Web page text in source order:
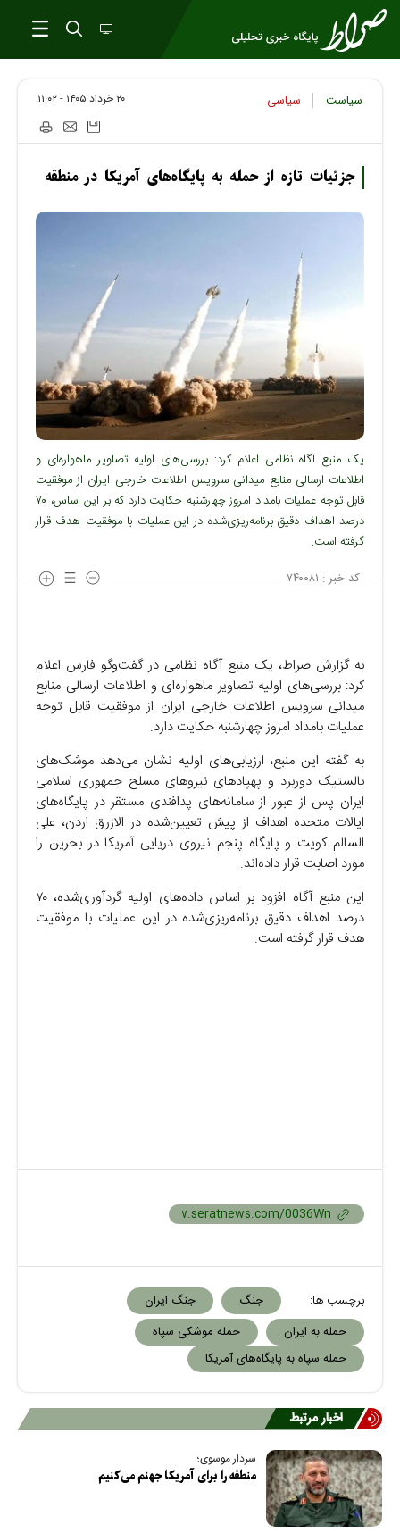
سیاست سیاسی ۲۰ خرداد ۱۴۰۵ - ۱۱:۰۲
جزئیات تازه از حمله به پایگاه‌های آمریکا در منطقه
یک منبع آگاه نظامی اعلام کرد: بررسی‌های اولیه تصاویر ماهواره‌ای و
اطلاعات ارسالی منابع میدانی سرویس اطلاعات خارجی ایران از موفقیت
قابل توجه عملیات بامداد امروز چهارشنبه حکایت دارد که بر این اساس، ۷۰
درصد اهداف دقیق برنامه‌ریزی‌شده در این عملیات با موفقیت هدف قرار
گرفته است.
کد خبر : ۷۴۰۰۸۱
به گزارش صراط، یک منبع آگاه نظامی در گفت‌و‌گو فارس اعلام
کرد: بررسی‌های اولیه تصاویر ماهواره‌ای و اطلاعات ارسالی منابع
میدانی سرویس اطلاعات خارجی ایران از موفقیت قابل توجه
عملیات بامداد امروز چهارشنبه حکایت دارد.
به گفته این منبع، ارزیابی‌های اولیه نشان می‌دهد موشک‌های
بالستیک دوربرد و پهپاد‌های نیرو‌های مسلح جمهوری اسلامی
ایران پس از عبور از سامانه‌های پدافندی مستقر در پایگاه‌های
ایالات متحده اهداف از پیش تعیین‌شده در الازرق اردن، علی
السالم کویت و پایگاه پنجم نیروی دریایی آمریکا در بحرین را
مورد اصابت قرار داده‌اند.
این منبع آگاه افزود بر اساس داده‌های اولیه گردآوری‌شده، ۷۰
درصد اهداف دقیق برنامه‌ریزی‌شده در این عملیات با موفقیت
هدف قرار گرفته است.
برچسب ها: جنگ
جنگ ایران
حمله به ایران
حمله موشکی سپاه
حمله سپاه به پایگاه‌های آمریکا
اخبار مرتبط
سردار موسوی؛
منطقه را برای آمریکا جهنم می‌کنیم